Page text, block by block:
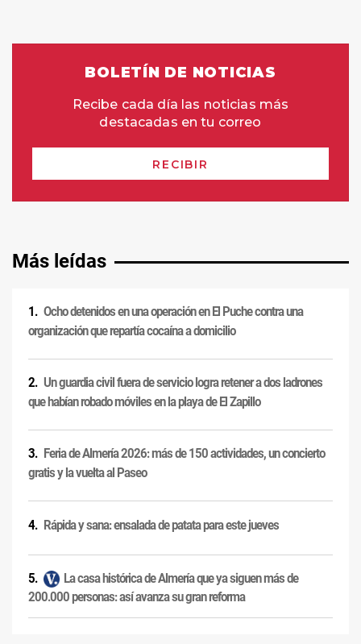
Más leídas
Ocho detenidos en una operación en El Puche contra una
organización que repartía cocaína a domicilio
Un guardia civil fuera de servicio logra retener a dos ladrones
que habían robado móviles en la playa de El Zapillo
Feria de Almería 2026: más de 150 actividades, un concierto
gratis y la vuelta al Paseo
Rápida y sana: ensalada de patata para este jueves
La casa histórica de Almería que ya siguen más de
200.000 personas: así avanza su gran reforma